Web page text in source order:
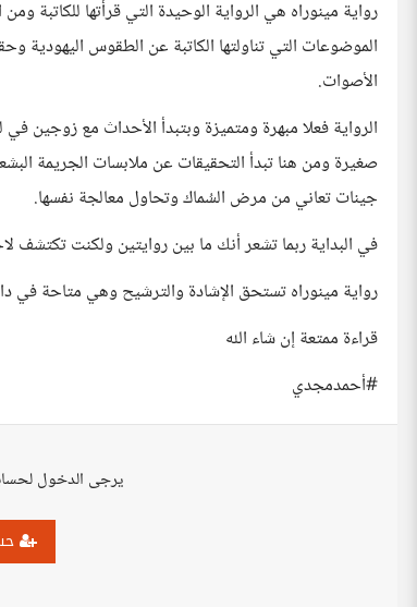
الموضوعات التي تناولتها الكاتبة عن الطقوس اليهودية
الأصوات.
الرواية فعلا مبهرة ومتميزة وبتبدأ الأحداث مع
صغيرة ومن هنا تبدأ التحقيقات عن ملابسات الجريمة
جينات تعاني من مرض السُماك وتحاول معالجة نفسها.
في البداية ربما تشعر أنك ما بين روايتين ولكنت تكتشف
رواية مينوراه تستحق الإشادة والترشيح وهي متاحة في
قراءة ممتعة إن شاء الله
#أحمدمجدي
يرجى الدخول